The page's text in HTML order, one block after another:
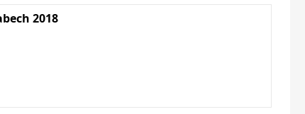
2018